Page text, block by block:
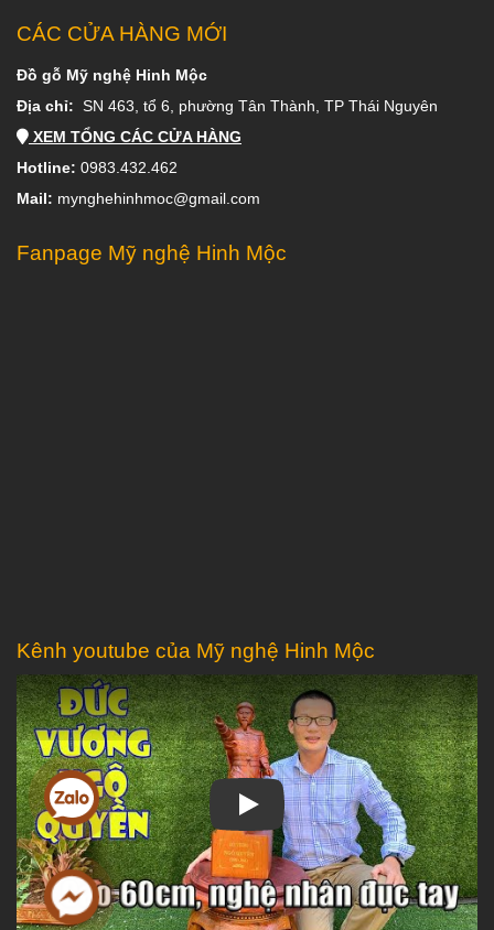
CÁC CỬA HÀNG MỚI
Đồ gỗ Mỹ nghệ Hinh Mộc
Địa chỉ: SN 463, tổ 6, phường Tân Thành, TP Thái Nguyên
XEM TỔNG CÁC CỬA HÀNG
Hotline: 0983.432.462
Mail: mynghehinhmoc@gmail.com
Fanpage Mỹ nghệ Hinh Mộc
Kênh youtube của Mỹ nghệ Hinh Mộc
Play